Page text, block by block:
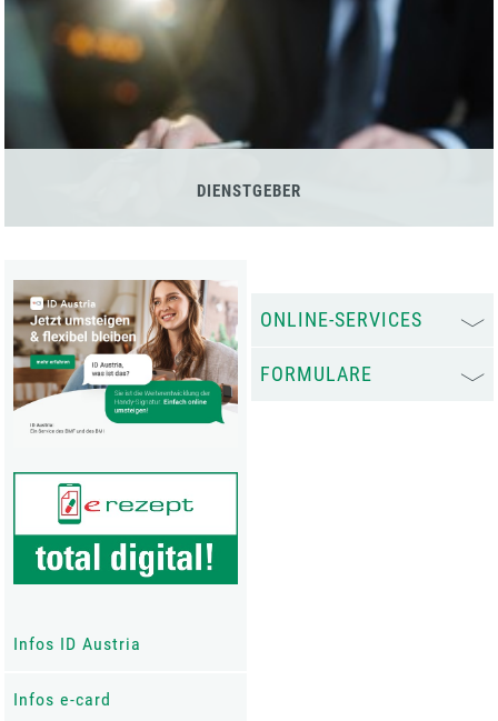
DIENSTGEBER
Infos ID Austria
Infos e-card
ONLINE-SERVICES
FORMULARE